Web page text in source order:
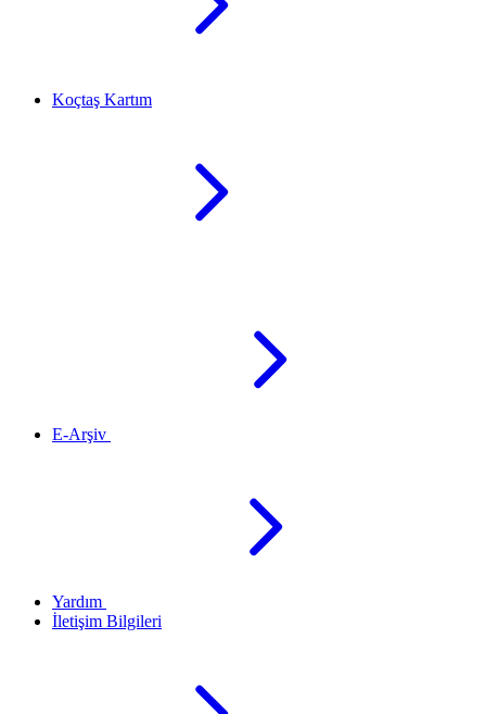
Koçtaş Kartım
E-Arşiv
Yardım
İletişim Bilgileri